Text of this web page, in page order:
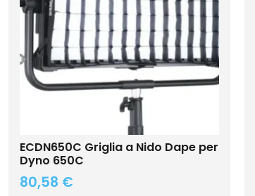
ECDN650C Griglia a Nido Dape per
Dyno 650C
80,58 €